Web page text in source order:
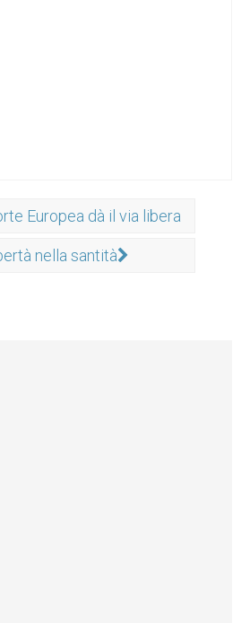
Europea dà il via libera
nella santità